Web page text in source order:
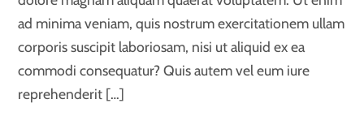
ad minima veniam, quis nostrum exercitationem ullam
corporis suscipit laboriosam, nisi ut aliquid ex ea
commodi consequatur? Quis autem vel eum iure
reprehenderit […]